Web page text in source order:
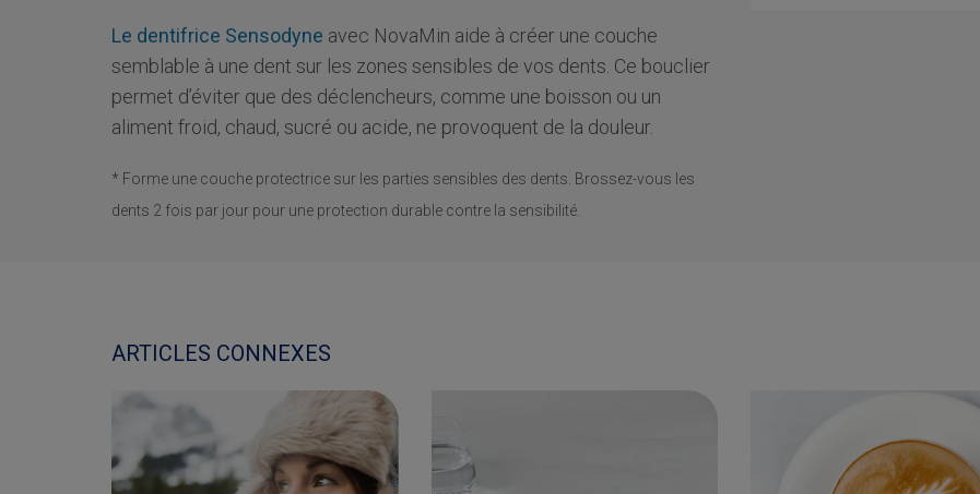
Le dentifrice Sensodyne avec NovaMin aide à créer une couche
semblable à une dent sur les zones sensibles de vos dents. Ce bouclier
permet d’éviter que des déclencheurs, comme une boisson ou un
aliment froid, chaud, sucré ou acide, ne provoquent de la douleur.
* Forme une couche protectrice sur les parties sensibles des dents. Brossez-vous les
dents 2 fois par jour pour une protection durable contre la sensibilité.
ARTICLES CONNEXES